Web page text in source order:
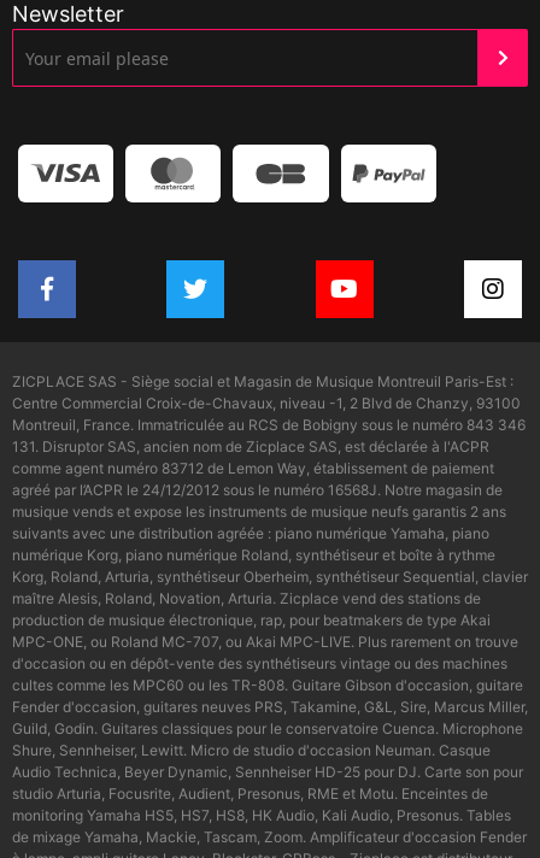
Newsletter
ZICPLACE SAS - Siège social et Magasin de Musique Montreuil Paris-Est :
Centre Commercial Croix-de-Chavaux, niveau -1, 2 Blvd de Chanzy, 93100
Montreuil, France. Immatriculée au RCS de Bobigny sous le numéro 843 346
131. Disruptor SAS, ancien nom de Zicplace SAS, est déclarée à l'ACPR
comme agent numéro 83712 de Lemon Way, établissement de paiement
agréé par l’ACPR le 24/12/2012 sous le numéro 16568J. Notre magasin de
musique vends et expose les instruments de musique neufs garantis 2 ans
suivants avec une distribution agréée : piano numérique Yamaha, piano
numérique Korg, piano numérique Roland, synthétiseur et boîte à rythme
Korg, Roland, Arturia, synthétiseur Oberheim, synthétiseur Sequential, clavier
maître Alesis, Roland, Novation, Arturia. Zicplace vend des stations de
production de musique électronique, rap, pour beatmakers de type Akai
MPC-ONE, ou Roland MC-707, ou Akai MPC-LIVE. Plus rarement on trouve
d'occasion ou en dépôt-vente des synthétiseurs vintage ou des machines
cultes comme les MPC60 ou les TR-808. Guitare Gibson d'occasion, guitare
Fender d'occasion, guitares neuves PRS, Takamine, G&L, Sire, Marcus Miller,
Guild, Godin. Guitares classiques pour le conservatoire Cuenca. Microphone
Shure, Sennheiser, Lewitt. Micro de studio d'occasion Neuman. Casque
Audio Technica, Beyer Dynamic, Sennheiser HD-25 pour DJ. Carte son pour
studio Arturia, Focusrite, Audient, Presonus, RME et Motu. Enceintes de
monitoring Yamaha HS5, HS7, HS8, HK Audio, Kali Audio, Presonus. Tables
de mixage Yamaha, Mackie, Tascam, Zoom. Amplificateur d'occasion Fender